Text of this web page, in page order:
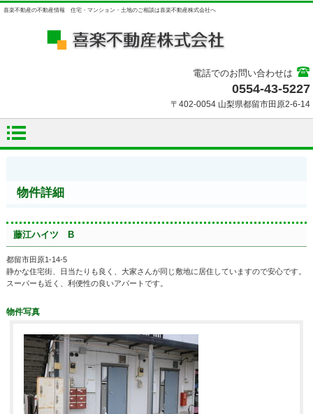
喜楽不動産の不動産情報 住宅・マンション・土地のご相談は喜楽不動産株式会社へ
電話でのお問い合わせは
0554-43-5227
〒402-0054 山梨県都留市田原2-6-14
物件詳細
藤江ハイツ B
都留市田原1-14-5
静かな住宅街、日当たりも良く、大家さんが同じ敷地に居住していますので安心です。
スーパーも近く、利便性の良いアパートです。
物件写真